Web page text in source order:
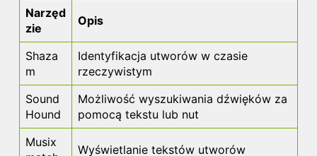
Narzęd
zie
Opis
Shaza
m
Identyfikacja utworów w czasie
rzeczywistym
Sound
Hound
Możliwość wyszukiwania dźwięków za
pomocą tekstu lub nut
Musix
Wyświetlanie tekstów utworów